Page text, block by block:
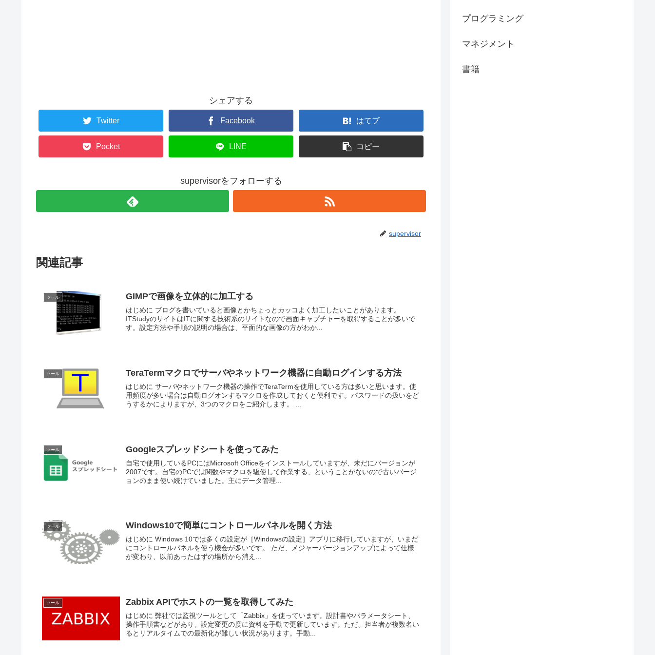
シェアする
Twitter Facebook はてブ
Pocket LINE コピー
supervisorをフォローする
supervisor
関連記事
ツール GIMPで画像を立体的に加工する
はじめに ブログを書いていると画像とかちょっとカッコよく加工したいことがあります。
ITStudyのサイトはITに関する技術系のサイトなので画面キャプチャーを取得することが多いで
す。設定方法や手順の説明の場合は、平面的な画像の方がわか...
ツール TeraTermマクロでサーバやネットワーク機器に自動ログインする方法
はじめに サーバやネットワーク機器の操作でTeraTermを使用している方は多いと思います。使
用頻度が多い場合は自動ログオンするマクロを作成しておくと便利です。パスワードの扱いをど
うするかによりますが、3つのマクロをご紹介します。 ...
ツール Googleスプレッドシートを使ってみた
自宅で使用しているPCにはMicrosoft Officeをインストールしていますが、未だにバージョンが
2007です。自宅のPCでは関数やマクロを駆使して作業する、ということがないので古いバージ
ョンのまま使い続けていました。主にデータ管理...
ツール Windows10で簡単にコントロールパネルを開く方法
はじめに Windows 10では多くの設定が［Windowsの設定］アプリに移行していますが、いまだ
にコントロールパネルを使う機会が多いです。 ただ、メジャーバージョンアップによって仕様
が変わり、以前あったはずの場所から消え...
ツール Zabbix APIでホストの一覧を取得してみた
はじめに 弊社では監視ツールとして「Zabbix」を使っています。設計書やパラメータシート、
操作手順書などがあり、設定変更の度に資料を手動で更新しています。ただ、担当者が複数名い
るとリアルタイムでの最新化が難しい状況があります。手動...
プログラミング
マネジメント
書籍